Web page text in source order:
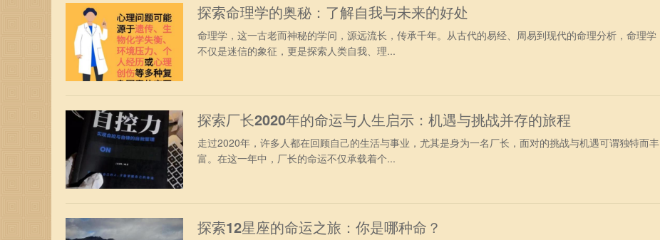
探索命理学的奥秘：了解自我与未来的好处
命理学，这一古老而神秘的学问，源远流长，传承千年。从古代的易经、周易到现代的命理分析，命理学
不仅是迷信的象征，更是探索人类自我、理...
探索厂长2020年的命运与人生启示：机遇与挑战并存的旅程
走过2020年，许多人都在回顾自己的生活与事业，尤其是身为一名厂长，面对的挑战与机遇可谓独特而丰
富。在这一年中，厂长的命运不仅承载着个...
探索12星座的命运之旅：你是哪种命？